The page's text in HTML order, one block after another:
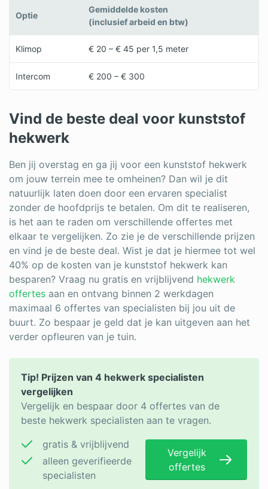
Optie
Gemiddelde kosten
(inclusief arbeid en btw)
Klimop € 20 – € 45 per 1,5 meter
Intercom € 200 – € 300
Vind de beste deal voor kunststof
hekwerk
Ben jij overstag en ga jij voor een kunststof hekwerk
om jouw terrein mee te omheinen? Dan wil je dit
natuurlijk laten doen door een ervaren specialist
zonder de hoofdprijs te betalen. Om dit te realiseren,
is het aan te raden om verschillende offertes met
elkaar te vergelijken. Zo zie je de verschillende prijzen
en vind je de beste deal. Wist je dat je hiermee tot wel
40% op de kosten van je kunststof hekwerk kan
besparen? Vraag nu gratis en vrijblijvend hekwerk
offertes aan en ontvang binnen 2 werkdagen
maximaal 6 offertes van specialisten bij jou uit de
buurt. Zo bespaar je geld dat je kan uitgeven aan het
verder opfleuren van je tuin.
Tip! Prijzen van 4 hekwerk specialisten
vergelijken
Vergelijk en bespaar door 4 offertes van de
beste hekwerk specialisten aan te vragen.
gratis & vrijblijvend
alleen geverifieerde
specialisten
Vergelijk
offertes